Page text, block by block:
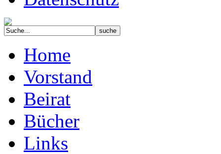
Home
Vorstand
Beirat
Bücher
Links